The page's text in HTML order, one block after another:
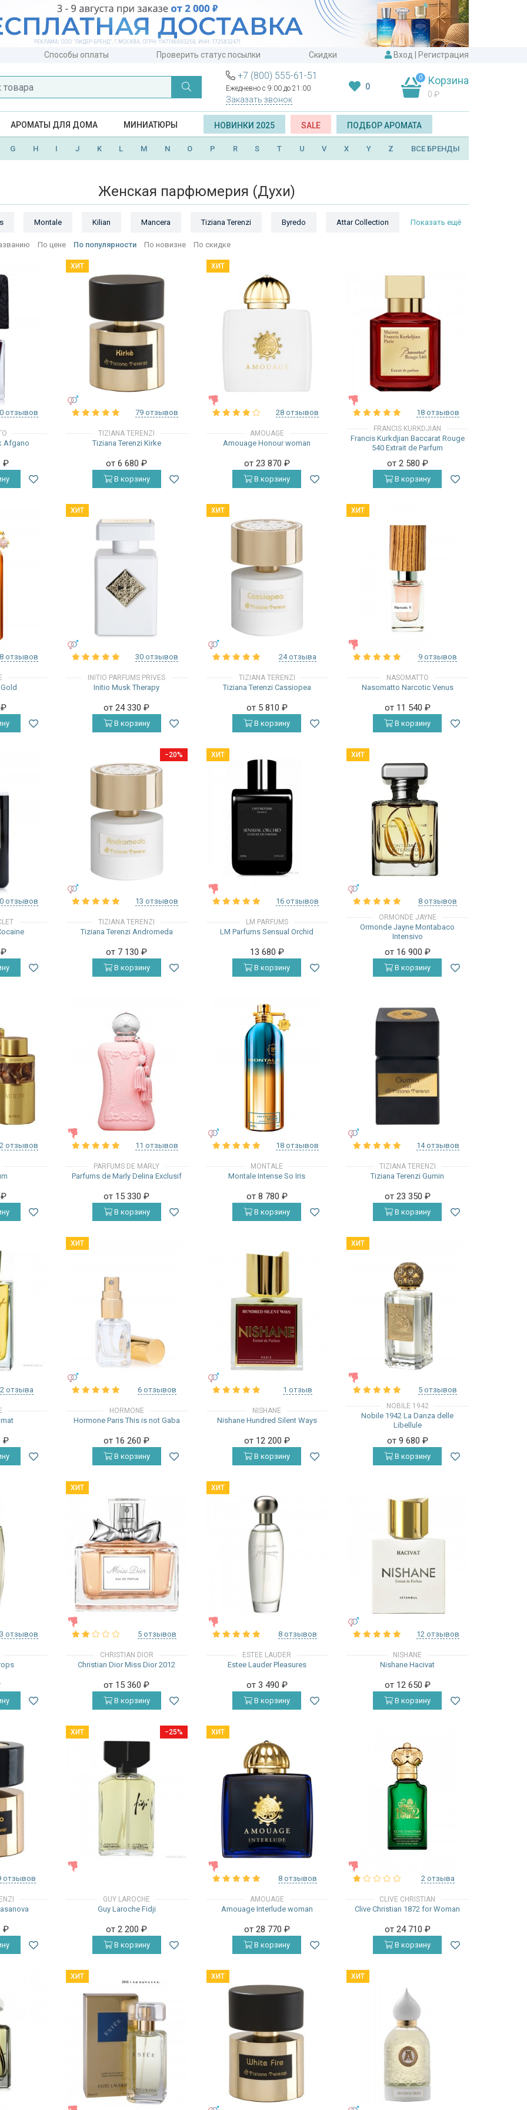
Способы оплаты Проверить статус посылки Скидки Вход Регистрация
+7 (800) 555-61-51
Ежедневно с 9:00 до 21:00
Заказать звонок
0
0 Корзина
0 ₽
АРОМАТЫ ДЛЯ ДОМА МИНИАТЮРЫ НОВИНКИ 2025 SALE ПОДБОР АРОМАТА
G H I J K L M N O P R S T U V X Y Z ВСЕ БРЕНДЫ
Женская парфюмерия (Духи)
Показать ещё
Montale Kilian Mancera Tiziana Terenzi Byredo Attar Collection
По цене По популярности По новизне По скидке
отзывов
Afgano
₽
ХИТ
79 отзывов
TIZIANA TERENZI
Tiziana Terenzi Kirke
от 6 680₽
В корзину
ХИТ
28 отзывов
AMOUAGE
Amouage Honour woman
от 23 870 ₽
В корзину
18 отзывов
FRANCIS KURKDJIAN
Francis Kurkdjian Baccarat Rouge
540 Extrait de Parfum
от 2 580 ₽
В корзину
отзывов
₽
ХИТ
30 отзывов
INITIO PARFUMS PRIVES
Initio Musk Therapy
от 24 330₽
В корзину
ХИТ
24 отзыва
TIZIANA TERENZI
Tiziana Terenzi Cassiopea
от 5 810 ₽
В корзину
ХИТ
9 отзывов
NASOMATTO
Nasomatto Narcotic Venus
от 11 540 ₽
В корзину
отзывов
₽
−20%
13 отзывов
TIZIANA TERENZI
Tiziana Terenzi Andromeda
от 7 130₽
В корзину
ХИТ
16 отзывов
LM PARFUMS
LM Parfums Sensual Orchid
13 680 ₽
В корзину
ХИТ
8 отзывов
ORMONDE JAYNE
Ormonde Jayne Montabaco
Intensivo
от 16 900 ₽
В корзину
отзывов
₽
ЖЕНСКИЕ
11 отзывов
PARFUMS DE MARLY
Parfums de Marly Delina Exclusif
от 15 330₽
В корзину
УНИСЕКС
18 отзывов
MONTALE
Montale Intense So Iris
от 8 780 ₽
В корзину
14 отзывов
TIZIANA TERENZI
Tiziana Terenzi Gumin
от 23 350 ₽
В корзину
2 отзыва
₽
ХИТ
6 отзывов
HORMONE
Hormone Paris This is not Gaba
от 16 260₽
В корзину
1 отзыв
NISHANE
Nishane Hundred Silent Ways
от 12 200 ₽
В корзину
ХИТ
5 отзывов
NOBILE 1942
Nobile 1942 La Danza delle
Libellule
от 9 680 ₽
В корзину
отзывов
ХИТ
5 отзывов
CHRISTIAN DIOR
Christian Dior Miss Dior 2012
от 15 360₽
В корзину
ХИТ
8 отзывов
ESTEE LAUDER
Estee Lauder Pleasures
от 3 490 ₽
В корзину
12 отзывов
NISHANE
Nishane Hacivat
от 12 650 ₽
В корзину
отзывов
₽
−25%
ХИТ
GUY LAROCHE
Guy Laroche Fidji
от 2 200₽
В корзину
ХИТ
8 отзывов
AMOUAGE
Amouage Interlude woman
от 28 770 ₽
В корзину
2 отзыва
CLIVE CHRISTIAN
Clive Christian 1872 for Woman
от 24 710 ₽
В корзину
ХИТ ХИТ ХИТ